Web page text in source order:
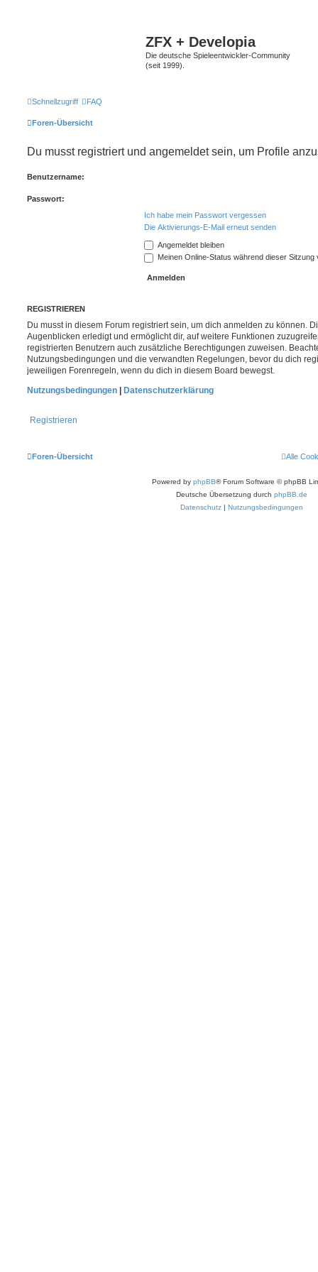
ZFX + Developia
Die deutsche Spieleentwickler-Community
(seit 1999).
Schnellzugriff FAQ
Foren-Übersicht
Du musst registriert und angemeldet sein, um Profile
Benutzername:
Passwort:
Ich habe mein Passwort vergessen
Die Aktivierungs-E-Mail erneut senden
Angemeldet bleiben
Meinen Online-Status während dieser Sitzung
REGISTRIEREN
Du musst in diesem Forum registriert sein, um dich anmelden zu können.
Augenblicken erledigt und ermöglicht dir, auf weitere Funktionen
registrierten Benutzern auch zusätzliche Berechtigungen zuweisen.
Nutzungsbedingungen und die verwandten Regelungen, bevor du dich
jeweiligen Forenregeln, wenn du dich in diesem Board bewegst.
Nutzungsbedingungen
Datenschutzerklärung
Registrieren
Foren-Übersicht Alle
Powered by phpBB® Forum Software © phpBB
Deutsche Übersetzung durch phpBB.de
Datenschutz | Nutzungsbedingungen